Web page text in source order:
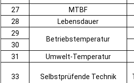
27
MTBF
28
Lebensdauer
29
Betriebstemperatur
30
31
Umwelt-Temperatur
33 Selbstprüfende Technik